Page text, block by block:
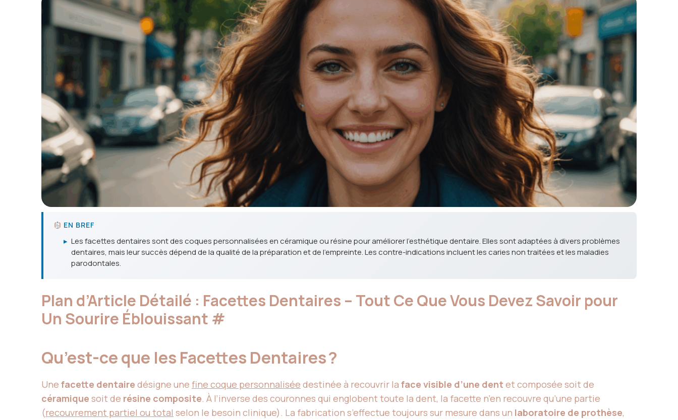
EN BREF
▸ Les facettes dentaires sont des coques personnalisées en céramique ou résine pour améliorer l'esthétique dentaire. Elles sont adaptées à divers problèmes
dentaires, mais leur succès dépend de la qualité de la préparation et de l'empreinte. Les contre-indications incluent les caries non traitées et les maladies
parodontales.
Plan d’Article Détailé : Facettes Dentaires – Tout Ce Que Vous Devez Savoir pour
Un Sourire Éblouissant #
Qu’est-ce que les Facettes Dentaires ?
Une facette dentaire désigne une fine coque personnalisée destinée à recouvrir la face visible d’une dent et composée soit de
céramique soit de résine composite. À l’inverse des couronnes qui englobent toute la dent, la facette n’en recouvre qu’une partie
(recouvrement partiel ou total selon le besoin clinique). La fabrication s’effectue toujours sur mesure dans un laboratoire de prothèse,